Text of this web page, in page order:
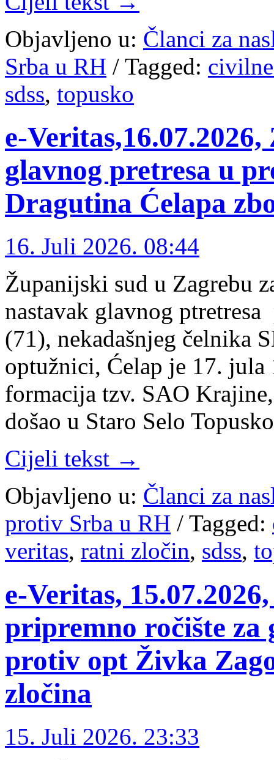
Objavljeno u: Članci za
Srba u RH / Tagged:
sdss, topusko
e-
glavnog pretresa u
Dragutina Ćelapa
16. Juli 2026. 08:44
Županijski sud u Zagrebu
nastavak glavnog
(71), nekadašnjeg čelnika
optužnici, Ćelap je 17.
formacija tzv. SAO
došao u Staro Selo
Cijeli tekst →
Objavljeno u: Članci za
protiv Srba u RH / Tagged:
veritas, ratni zločin, sdss,
e-Veritas,
pripremno ročište za
protiv opt Živka
zločina
15. Juli 2026. 23:33